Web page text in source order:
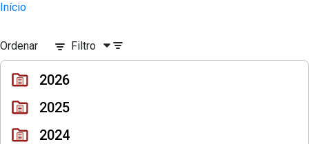
Início
Ordenar Filtro
2026
2025
2024